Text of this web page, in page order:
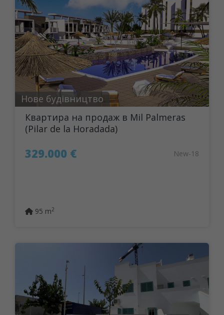
Нове будівництво
Квартира на продаж в Mil Palmeras
(Pilar de la Horadada)
329.000 € New-18
95 m2